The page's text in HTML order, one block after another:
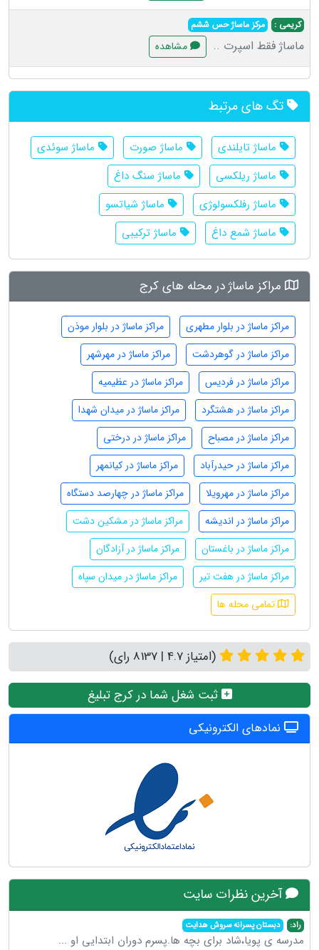
کریمی : مرکز ماساژ حس ششم
ماساژ فقط اسپرت .. مشاهده
تگ های مرتبط
ماساژ تایلندی ماساژ صورت
ماساژ سوئدی
ماساژ ریلکسی
ماساژ سنگ داغ
ماساژ رفلکسولوژی
ماساژ شیاتسو
ماساژ شمع داغ
ماساژ ترکیبی
مراکز ماساژ در محله های کرج
مراکز ماساژ در بلوار مطهری
مراکز ماساژ در بلوار موذن
مراکز ماساژ در گوهردشت
مراکز ماساژ در مهرشهر
مراکز ماساژ در فردیس
مراکز ماساژ در عظیمیه
مراکز ماساژ در هشتگرد
مراکز ماساژ در میدان شهدا
مراکز ماساژ در مصباح
مراکز ماساژ در درختی
مراکز ماساژ در حیدرآباد
مراکز ماساژ در کیانمهر
مراکز ماساژ در مهرویلا
مراکز ماساژ در چهارصد دستگاه
مراکز ماساژ در اندیشه
مراکز ماساژ در مشکین دشت
مراکز ماساژ در باغستان
مراکز ماساژ در آزادگان
مراکز ماساژ در هفت تیر
مراکز ماساژ در میدان سپاه
تمامی محله ها
(امتیاز 4.7 | 8137 رای)
ثبت شغل شما در کرج تبلیغ
نمادهای الکترونیکی
آخرین نظرات سایت
راد: دبستان پسرانه سروش هدایت
مدرسه ی پویا،شاد برای بچه ها.پسرم دوران ابتدایی او ...